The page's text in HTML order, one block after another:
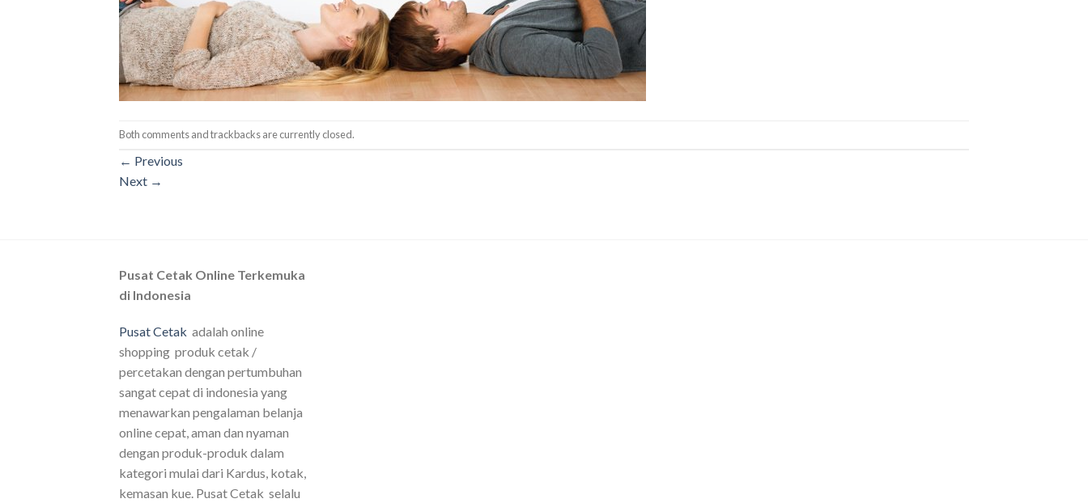
Both comments and trackbacks are currently closed.
← Previous
Next →
Pusat Cetak Online Terkemuka
di Indonesia
Pusat Cetak adalah online
shopping produk cetak /
percetakan dengan pertumbuhan
sangat cepat di indonesia yang
menawarkan pengalaman belanja
online cepat, aman dan nyaman
dengan produk-produk dalam
kategori mulai dari Kardus, kotak,
kemasan kue. Pusat Cetak selalu